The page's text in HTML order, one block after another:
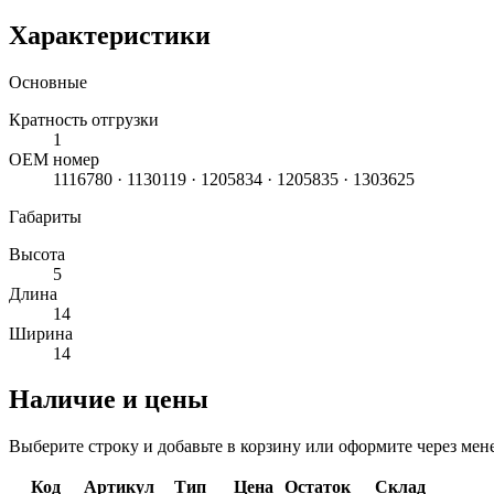
Характеристики
Основные
Кратность отгрузки
1
ОЕМ номер
1116780 · 1130119 · 1205834 · 1205835 · 1303625
Габариты
Высота
5
Длина
14
Ширина
14
Наличие и цены
Выберите строку и добавьте в корзину или оформите через
Код Артикул Тип Цена Остаток
Склад